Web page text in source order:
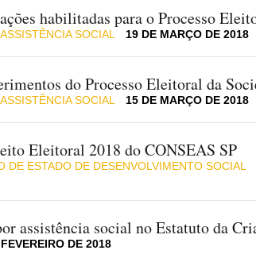
habilitadas para o Processo
SOCIAL 19 DE MARÇO DE 2018
do Processo Eleitoral da
SOCIAL 15 DE MARÇO DE 2018
Eleitoral 2018 do CONSEAS SP
DE ESTADO DE DESENVOLVIMENTO SOCIAL
assistência social no Estatuto da
DE 2018